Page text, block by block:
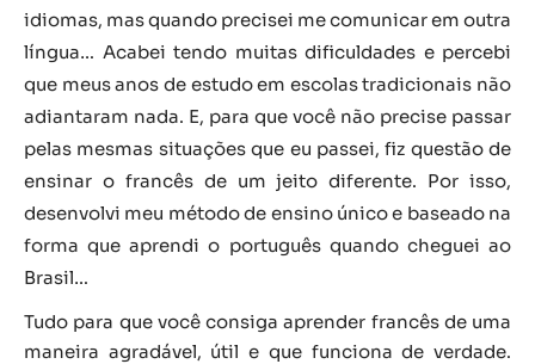
idiomas, mas quando precisei me comunicar em outra
língua… Acabei tendo muitas dificuldades e percebi
que meus anos de estudo em escolas tradicionais não
adiantaram nada. E, para que você não precise passar
pelas mesmas situações que eu passei, fiz questão de
ensinar o francês de um jeito diferente. Por isso,
desenvolvi meu método de ensino único e baseado na
forma que aprendi o português quando cheguei ao
Brasil…
Tudo para que você consiga aprender francês de uma
maneira agradável, útil e que funciona de verdade.